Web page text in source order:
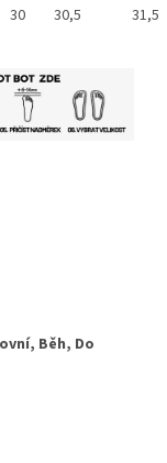
30 30,5 31,5
Běh, Do